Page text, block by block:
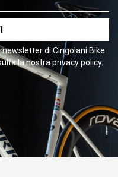
di Cingolani Bike
la nostra privacy policy.